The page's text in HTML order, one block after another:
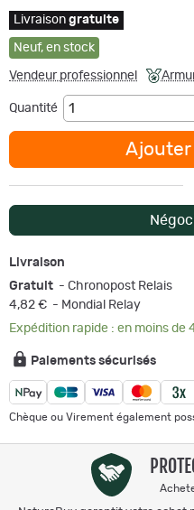
Livraison gratuite
Neuf, en stock
Vendeur professionnel
Quantité
Ajouter
Livraison
Gratuit - Chronopost Relais
4,82 € - Mondial Relay
Expédition rapide : en moins de
Paiements sécurisés
Chèque ou Virement également